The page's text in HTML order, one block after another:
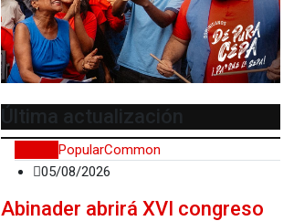
Última actualización
PopularCommon
05/08/2026
Abinader abrirá XVI congreso